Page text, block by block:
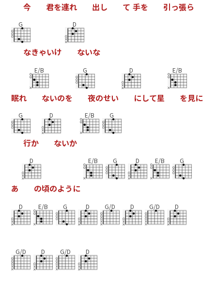
今 君を連れ 出し て 手を 引っ張ら
G
なきゃいけ
D
ないな
眠れ
E/B
ないのを
G
夜のせい
D
にして星
E/B
を見に
G
行か
D
ないか
E/B G
あ
D
の頃のよう に
E/B G D E/B G
D E/B G D G/D D G/D D
G/D D G/D D